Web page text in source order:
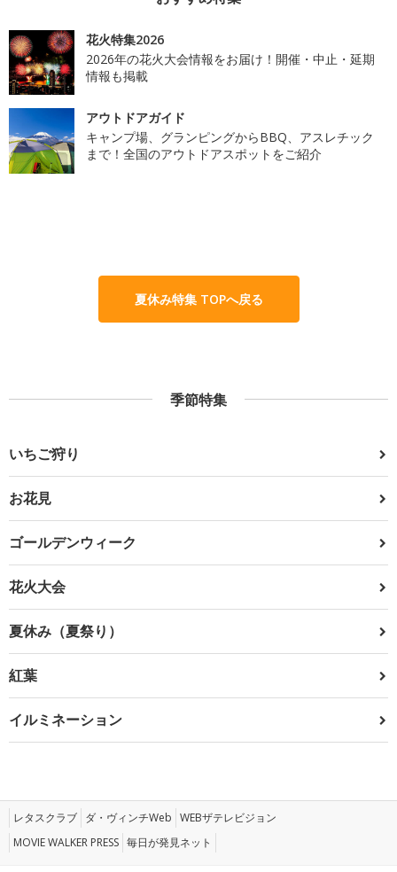
花火特集2026
2026年の花火大会情報をお届け！開催・中止・延期
情報も掲載
アウトドアガイド
キャンプ場、グランピングからBBQ、アスレチック
まで！全国のアウトドアスポットをご紹介
夏休み特集 TOPへ戻る
季節特集
いちご狩り
お花見
ゴールデンウィーク
花火大会
夏休み（夏祭り）
紅葉
イルミネーション
レタスクラブ ダ・ヴィンチWeb WEBザテレビジョン
MOVIE WALKER PRESS 毎日が発見ネット